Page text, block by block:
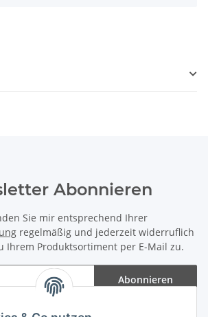
Abonnieren
Sie mir entsprechend Ihrer
regelmäßig und jederzeit widerruflich
Ihrem Produktsortiment per E-Mail zu.
Abonnieren